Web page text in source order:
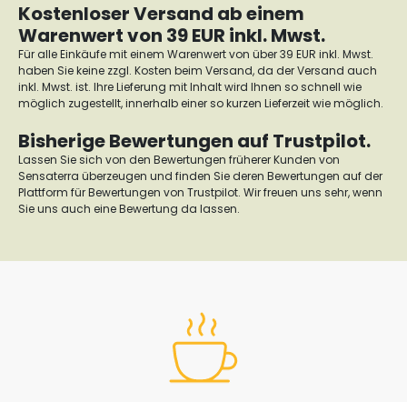
Kostenloser Versand ab einem
Warenwert von 39 EUR inkl. Mwst.
Für alle Einkäufe mit einem Warenwert von über 39 EUR inkl. Mwst.
haben Sie keine zzgl. Kosten beim Versand, da der Versand auch
inkl. Mwst. ist. Ihre Lieferung mit Inhalt wird Ihnen so schnell wie
möglich zugestellt, innerhalb einer so kurzen Lieferzeit wie möglich.
Bisherige Bewertungen auf Trustpilot.
Lassen Sie sich von den Bewertungen früherer Kunden von
Sensaterra überzeugen und finden Sie deren Bewertungen auf der
Plattform für Bewertungen von Trustpilot. Wir freuen uns sehr, wenn
Sie uns auch eine Bewertung da lassen.